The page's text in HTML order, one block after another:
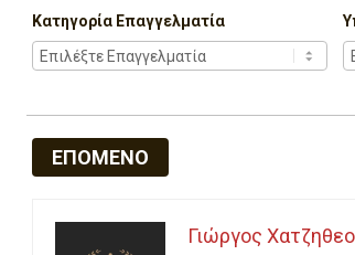
Κατηγορία Επαγγελματία
ΕΠΟΜΕΝΟ
Γιώργος